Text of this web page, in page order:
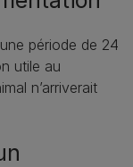
période de 24
utile au
n’arriverait